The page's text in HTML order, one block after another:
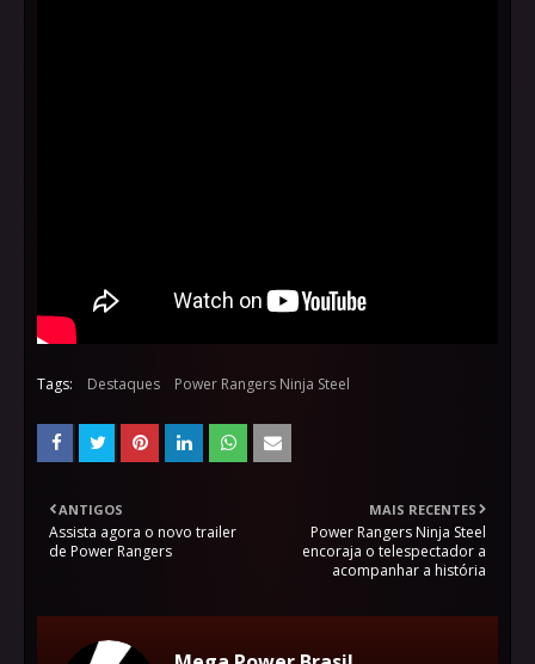
Tags: Destaques Power Rangers Ninja Steel
MAIS RECENTES
Power Rangers Ninja Steel
encoraja o telespectador a
acompanhar a história
ANTIGOS
Assista agora o novo trailer
de Power Rangers